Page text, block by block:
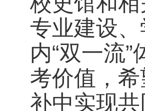
专业建设
内“双一流
考价值，
补中实现